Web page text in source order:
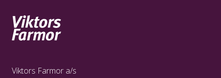
Viktors Farmor a/s